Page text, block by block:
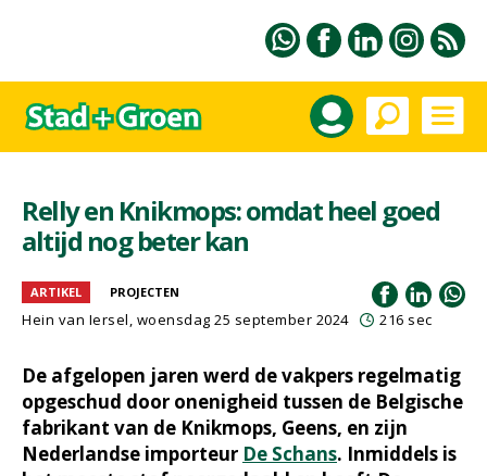
Relly en Knikmops: omdat heel goed
altijd nog beter kan
ARTIKEL PROJECTEN
Hein van Iersel, woensdag 25 september 2024 216 sec
De afgelopen jaren werd de vakpers regelmatig
opgeschud door onenigheid tussen de Belgische
fabrikant van de Knikmops, Geens, en zijn
Nederlandse importeur De Schans. Inmiddels is